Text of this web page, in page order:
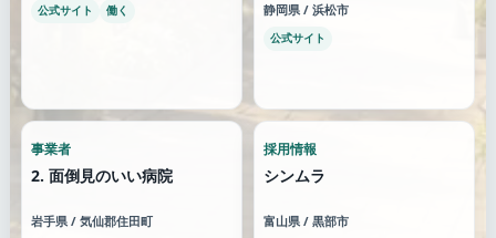
公式サイト 働く 静岡県 / 浜松市
公式サイト
事業者
2. 面倒見のいい病院
岩手県 / 気仙郡住田町
採用情報
シンムラ
富山県 / 黒部市